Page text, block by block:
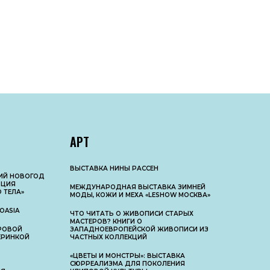
НОВОГОД
АРТ
ВЫСТАВКА НИНЫ РАССЕН
МЕЖДУНАРОДНАЯ ВЫСТАВКА ЗИМНЕЙ
МОДЫ, КОЖИ И МЕХА «LESHOW МОСКВА»
ЧТО ЧИТАТЬ О ЖИВОПИСИ СТАРЫХ
МАСТЕРОВ? КНИГИ О
ЗАПАДНОЕВРОПЕЙСКОЙ ЖИВОПИСИ ИЗ
ЧАСТНЫХ КОЛЛЕКЦИЙ
«ЦВЕТЫ И МОНСТРЫ»: ВЫСТАВКА
СЮРРЕАЛИЗМА ДЛЯ ПОКОЛЕНИЯ